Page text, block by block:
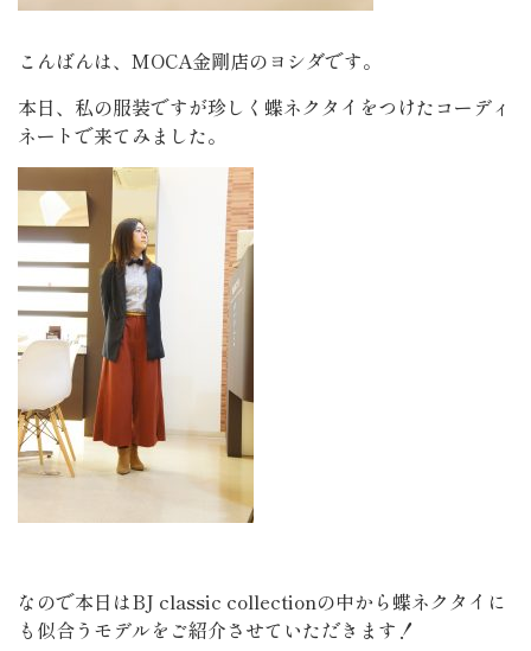
こんばんは、MOCA金剛店のヨシダです。
本日、私の服装ですが珍しく蝶ネクタイをつけたコーディ
ネートで来てみました。
なので本日はBJ classic collectionの中から蝶ネクタイに
も似合うモデルをご紹介させていただきます！